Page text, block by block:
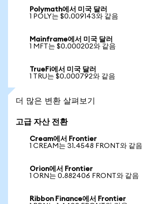
Polymath에서 미국 달러
1 POLY는 $0.009143와 같음
Mainframe에서 미국 달러
1 MFT는 $0.000202와 같음
TrueFi에서 미국 달러
1 TRU는 $0.000792와 같음
더 많은 변환 살펴보기
고급 자산 전환
Cream에서 Frontier
1 CREAM는 31.4548 FRONT와 같음
Orion에서 Frontier
1 ORN는 0.882406 FRONT와 같음
Ribbon Finance에서 Frontier